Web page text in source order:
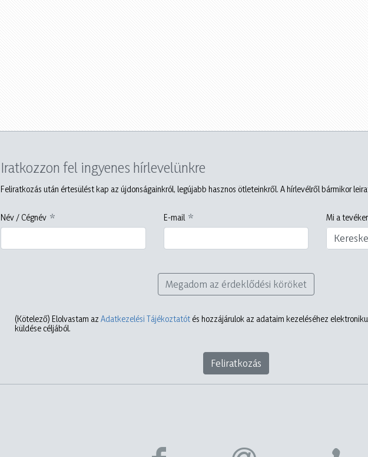
Iratkozzon fel ingyenes hírlevelünkre
Feliratkozás után értesülést kap az újdonságainkról, legújabb hasznos ötleteinkről. A hírlevélről bármikor
Név / Cégnév E-mail Mi a
Megadom az érdeklődési köröket
(Kötelező) Elolvastam az Adatkezelési Tájékoztatót és hozzájárulok az adataim kezeléséhez
küldése céljából.
Feliratkozás